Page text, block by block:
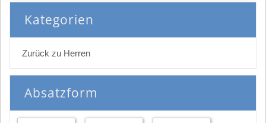
Kategorien
Zurück zu Herren
Absatzform